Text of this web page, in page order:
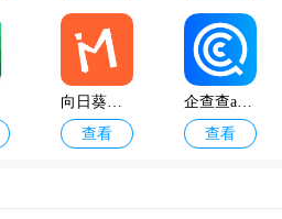
向日葵保险人官方版
查看
企查查app最新版
查看